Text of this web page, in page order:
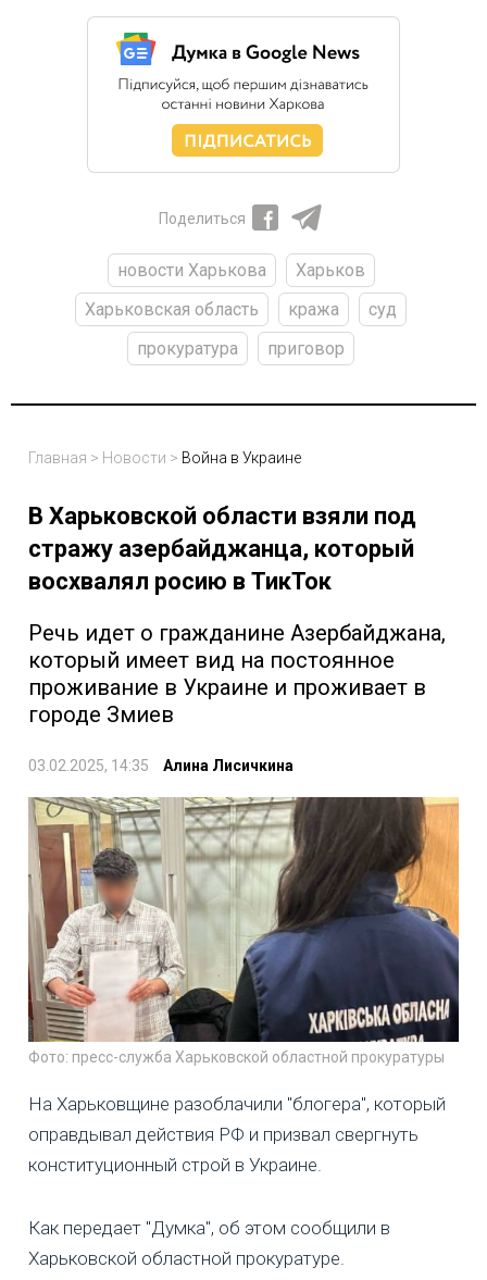
Поделиться
новости Харькова
Харьков
Харьковская область
кража
суд
прокуратура
приговор
Главная > Новости > Война в Украине
В Харьковской области взяли под
стражу азербайджанца, который
восхвалял росию в ТикТок
Речь идет о гражданине Азербайджана,
который имеет вид на постоянное
проживание в Украине и проживает в
городе Змиев
03.02.2025, 14:35 Алина Лисичкина
Фото: пресс-служба Харьковской областной прокуратуры
На Харьковщине разоблачили "блогера", который
оправдывал действия РФ и призвал свергнуть
конституционный строй в Украине.
Как передает "Думка", об этом сообщили в
Харьковской областной прокуратуре.